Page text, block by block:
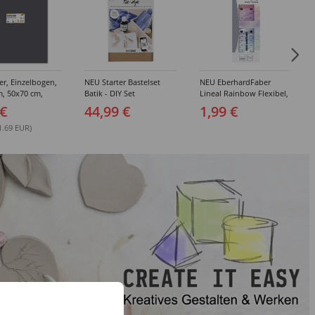
Einzelbogen,
50x70 cm,
EUR)
NEU Starter Bastelset
Batik - DIY Set
44,99 €
NEU EberhardFaber
Lineal Rainbow Flexibel,
15 cm
1,99 €